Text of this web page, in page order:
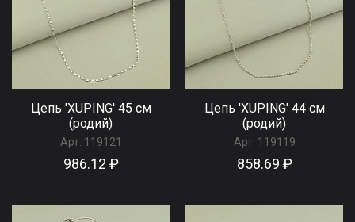
Цепь 'XUPING' 45 см
(родий)
Арт: 119121
986.12 ₽
Цепь 'XUPING' 44 см
(родий)
Арт: 119119
858.69 ₽